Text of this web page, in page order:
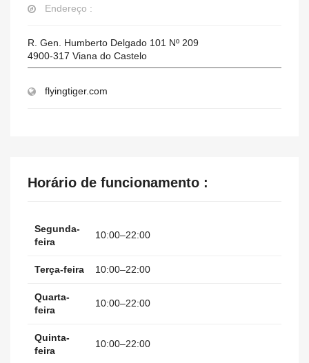
Endereço :
R. Gen. Humberto Delgado 101 Nº 209
4900-317 Viana do Castelo
flyingtiger.com
Horário de funcionamento :
Segunda-
feira
10:00–22:00
Terça-feira 10:00–22:00
Quarta-
feira
10:00–22:00
Quinta-
feira
10:00–22:00